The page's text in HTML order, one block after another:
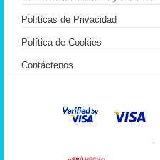
Políticas de Privacidad
Política de Cookies
Contáctenos
.